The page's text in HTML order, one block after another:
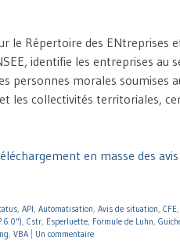
le Répertoire des ENtreprises
identifie les entreprises au
personnes morales soumises
les collectivités territoriales,
en masse des
, API, Automatisation, Avis de situation, CFE,
, Cstr, Esperluette, Formule de Luhn,
, VBA Un commentaire